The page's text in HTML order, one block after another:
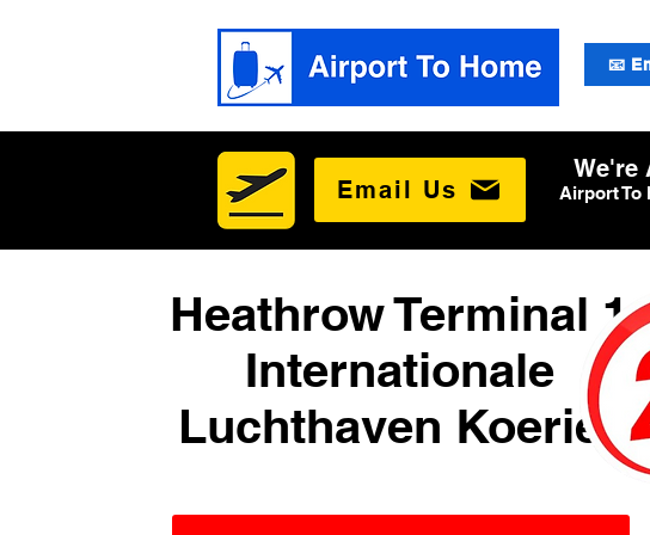
📧
Email Us
We're
Airport To
Heathrow Terminal 1
Internationale
Luchthaven Koerier